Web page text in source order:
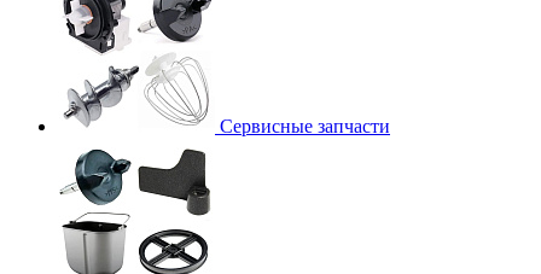
Сервисные запчасти